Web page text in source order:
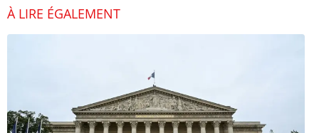
À LIRE ÉGALEMENT